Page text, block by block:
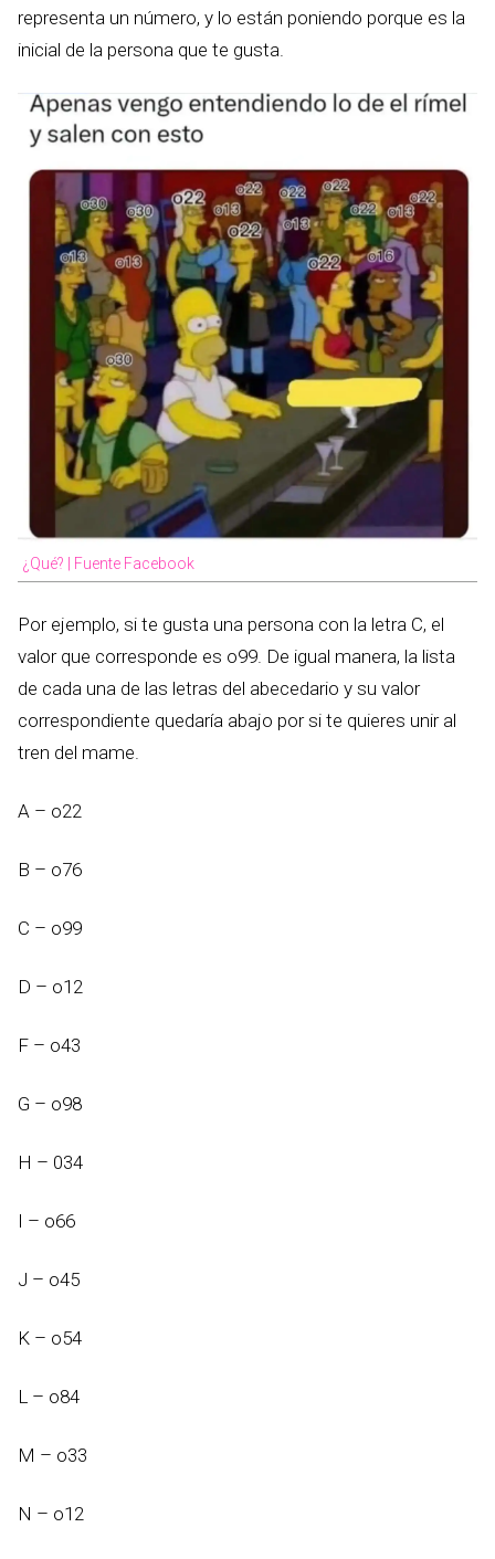
representa un número, y lo están poniendo porque es la
inicial de la persona que te gusta.
¿Qué? | Fuente Facebook
Por ejemplo, si te gusta una persona con la letra C, el
valor que corresponde es o99. De igual manera, la lista
de cada una de las letras del abecedario y su valor
correspondiente quedaría abajo por si te quieres unir al
tren del mame.
A – o22
B – o76
C – o99
D – o12
F – o43
G – o98
H – 034
I – o66
J – o45
K – o54
L – o84
M – o33
N – o12